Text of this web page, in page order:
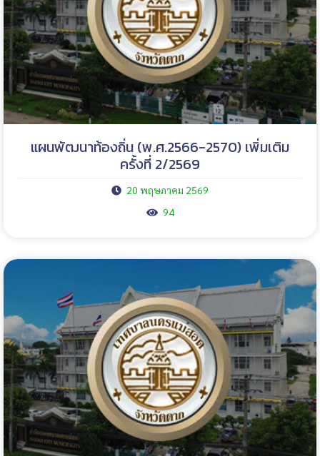
แผนพัฒนาท้องถิ่น (พ.ศ.2566-2570) เพิ่มเติม
ครั้งที่ 2/2569
20 พฤษภาคม 2569
94